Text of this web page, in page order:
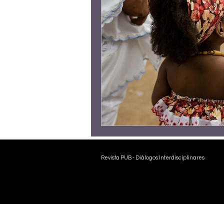
João Alfredo Sandra Cureau
José Augusto Garcia de Sousa
Frederico Arzolla Gean B. de
Victor Farjalla Flavia D'urso
Revista PUB - Diálogos Interdisciplinares